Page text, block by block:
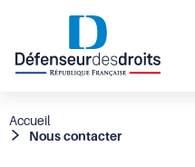
Fil
d'Ariane
Accueil
Nous contacter